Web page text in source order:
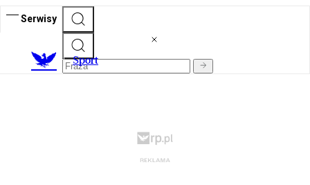
Serwisy
Sport